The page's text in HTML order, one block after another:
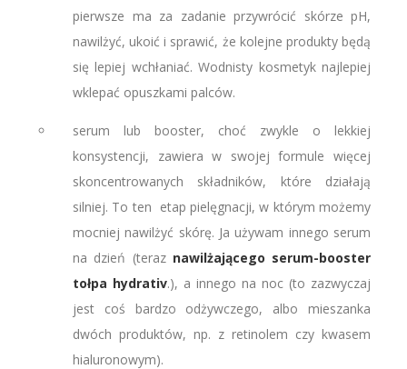
pierwsze ma za zadanie przywrócić skórze pH,
nawilżyć, ukoić i sprawić, że kolejne produkty będą
się lepiej wchłaniać. Wodnisty kosmetyk najlepiej
wklepać opuszkami palców.
serum lub booster, choć zwykle o lekkiej
konsystencji, zawiera w swojej formule więcej
skoncentrowanych składników, które działają
silniej. To ten etap pielęgnacji, w którym możemy
mocniej nawilżyć skórę. Ja używam innego serum
na dzień (teraz nawilżającego serum-booster
tołpa hydrativ.), a innego na noc (to zazwyczaj
jest coś bardzo odżywczego, albo mieszanka
dwóch produktów, np. z retinolem czy kwasem
hialuronowym).